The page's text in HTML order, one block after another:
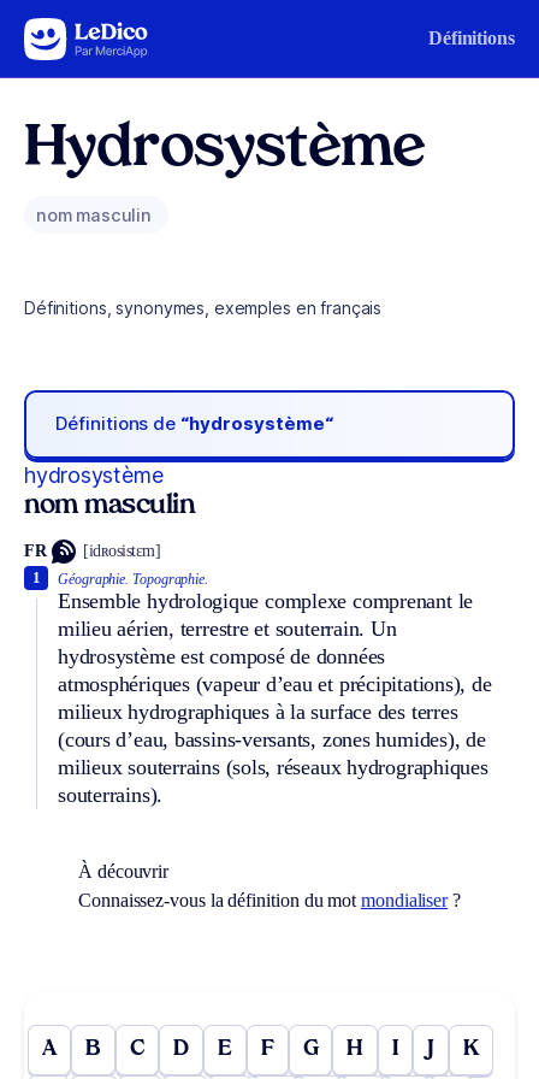
Aller au contenu Définitions
Hydrosystème
nom masculin
Définitions, synonymes, exemples en français
Définitions de “hydrosystème“
hydrosystème
nom masculin
FR [idʀosistɛm]
Géographie. Topographie.
Ensemble hydrologique complexe comprenant le
milieu aérien, terrestre et souterrain. Un
hydrosystème est composé de données
atmosphériques (vapeur d’eau et précipitations), de
milieux hydrographiques à la surface des terres
(cours d’eau, bassins-versants, zones humides), de
milieux souterrains (sols, réseaux hydrographiques
souterrains).
1
À découvrir
Connaissez-vous la définition du motmondialiser?
A B C D E F G H I J K